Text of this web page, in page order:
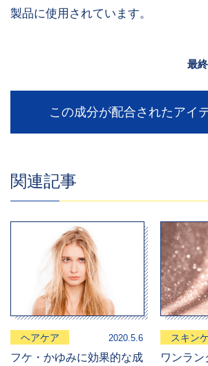
製品に使用されています。
最
この成分が配合されたアイ
関連記事
ヘアケア 2020.5.6
フケ・かゆみに効果的な成
スキン
ワンラ